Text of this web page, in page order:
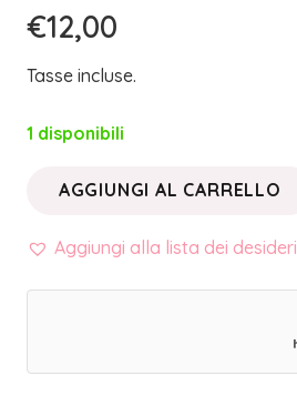
€12,00
Tasse incluse.
1 disponibili
CANINA
(ROSA
AGGIUNGI AL CARRELLO
Aggiungi alla lista dei desideri